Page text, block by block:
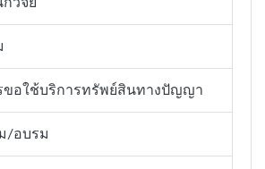
ขอใช้บริการทรัพย์สินทางปัญญา
/อบรม